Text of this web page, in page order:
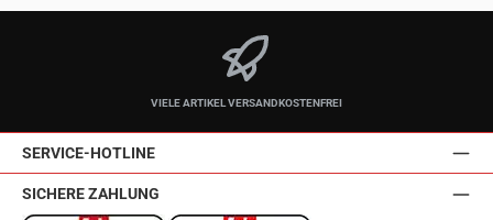
VIELE ARTIKEL VERSANDKOSTENFREI
SERVICE-HOTLINE
SICHERE ZAHLUNG